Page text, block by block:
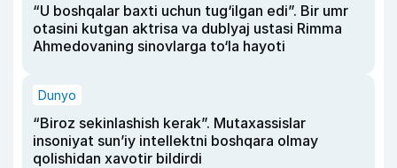
“U boshqalar baxti uchun tug‘ilgan edi”. Bir umr
otasini kutgan aktrisa va dublyaj ustasi Rimma
Ahmedovaning sinovlarga to‘la hayoti
Dunyo
“Biroz sekinlashish kerak”. Mutaxassislar
insoniyat sun’iy intellektni boshqara olmay
qolishidan xavotir bildirdi